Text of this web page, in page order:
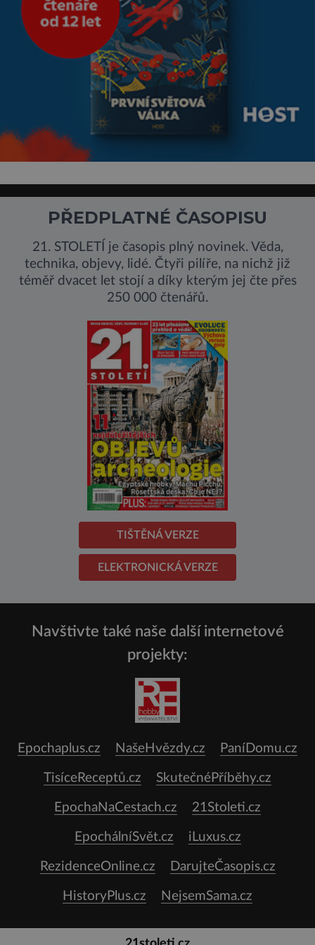
PŘEDPLATNÉ ČASOPISU
21. STOLETÍ je časopis plný novinek. Věda,
technika, objevy, lidé. Čtyři pilíře, na nichž již
téměř dvacet let stojí a díky kterým jej čte přes
250 000 čtenářů.
TIŠTĚNÁ VERZE
ELEKTRONICKÁ VERZE
Navštivte také naše další internetové
projekty:
Epochaplus.cz NašeHvězdy.cz PaníDomu.cz
TisíceReceptů.cz SkutečnéPříběhy.cz
EpochaNaCestach.cz 21Stoleti.cz
EpochálníSvět.cz iLuxus.cz
RezidenceOnline.cz DarujteČasopis.cz
HistoryPlus.cz NejsemSama.cz